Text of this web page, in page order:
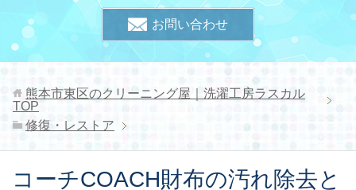
お問い合わせ
熊本市東区のクリーニング屋｜洗濯工房ラスカル
TOP
修復・レストア
コーチCOACH財布の汚れ除去と